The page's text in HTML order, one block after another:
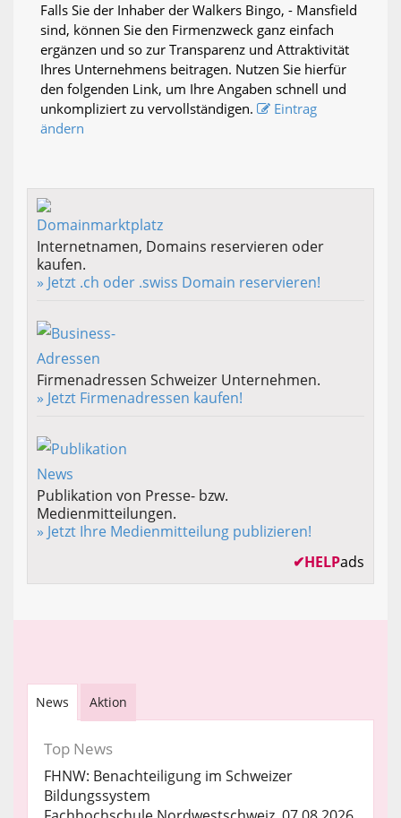
Falls Sie der Inhaber der Walkers Bingo, - Mansfield
sind, können Sie den Firmenzweck ganz einfach
ergänzen und so zur Transparenz und Attraktivität
Ihres Unternehmens beitragen. Nutzen Sie hierfür
den folgenden Link, um Ihre Angaben schnell und
unkompliziert zu vervollständigen.
Eintrag
ändern
Internetnamen, Domains reservieren oder
kaufen.
» Jetzt .ch oder .swiss Domain reservieren!
Firmenadressen Schweizer Unternehmen.
» Jetzt Firmenadressen kaufen!
Publikation von Presse- bzw.
Medienmitteilungen.
» Jetzt Ihre Medienmitteilung publizieren!
✔HELPads
News Aktion
Top News
FHNW: Benachteiligung im Schweizer
Bildungssystem